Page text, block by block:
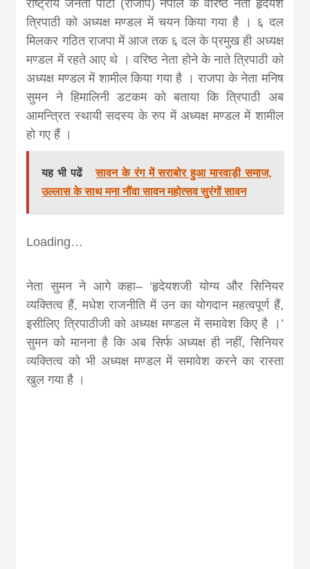
राष्ट्रीय जनता पार्टी (राजाप) नेपाल के वरिष्ठ नेता हृदयेश
त्रिपाठी को अध्यक्ष मण्डल में चयन किया गया है । ६ दल
मिलकर गठित राजपा में आज तक ६ दल के प्रमुख ही अध्यक्ष
मण्डल में रहते आए थे । वरिष्ठ नेता होने के नाते त्रिपाठी को
अध्यक्ष मण्डल में शामील किया गया है । राजपा के नेता मनिष
सुमन ने हिमालिनी डटकम को बताया कि त्रिपाठी अब
आमन्त्रित स्थायी सदस्य के रुप में अध्यक्ष मण्डल में शामील
हो गए हैं ।
यह भी पढें
सावन के रंग में सराबोर हुआ मारवाड़ी समाज,
उल्लास के साथ मना नौंवा सावन महोत्सव सुरंगों सावन
Loading…
नेता सुमन ने आगे कहा– ‘हृदेयशजी योग्य और सिनियर
व्यक्तित्व हैं, मधेश राजनीति में उन का योगदान महत्वपूर्ण हैं,
इसीलिए त्रिपाठीजी को अध्यक्ष मण्डल में समावेश किए है ।’
सुमन को मानना है कि अब सिर्फ अध्यक्ष ही नहीं, सिनियर
व्यक्तित्व को भी अध्यक्ष मण्डल में समावेश करने का रास्ता
खुल गया है ।